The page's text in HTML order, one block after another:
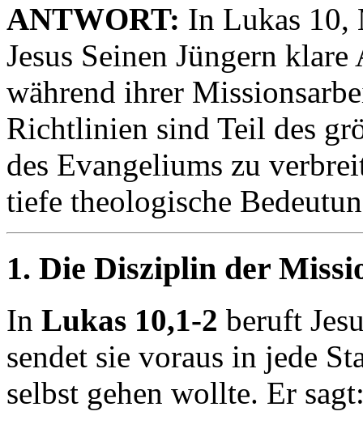
ANTWORT: In Lukas 10,
Jesus Seinen Jüngern
während ihrer
Richtlinien sind Teil des
des Evangeliums zu
tiefe theologische
1. Die Disziplin der
In Lukas 10,1-2 beruft
sendet sie voraus in jede
selbst gehen wollte. Er